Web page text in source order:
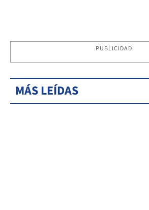
PUBLICIDAD
MÁS LEÍDAS